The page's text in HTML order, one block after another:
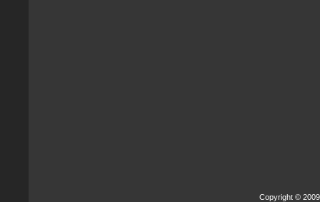
Copyright ©